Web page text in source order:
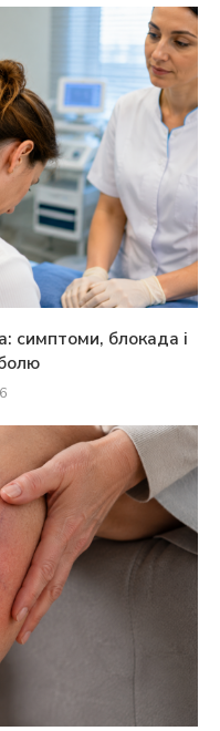
симптоми, блокада і